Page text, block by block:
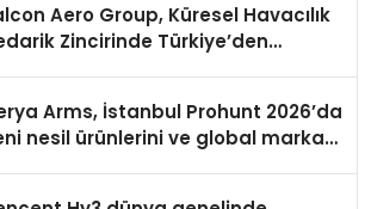
Aero Group, Küresel Havacılık
Zincirinde Türkiye’den
Arms, İstanbul Prohunt 2026’da
nesil ürünlerini ve global marka